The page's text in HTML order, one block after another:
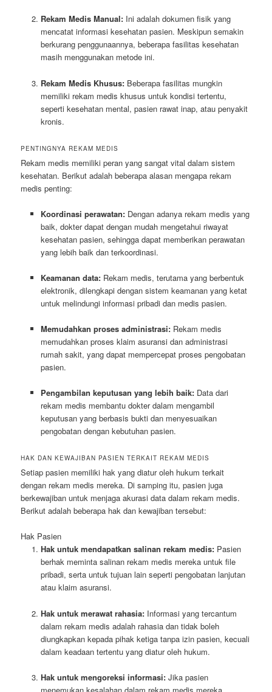
Rekam Medis Manual:Ini adalah dokumen fisik yang
mencatat informasi kesehatan pasien. Meskipun semakin
berkurang penggunaannya, beberapa fasilitas kesehatan
masih menggunakan metode ini.
Rekam Medis Khusus:Beberapa fasilitas mungkin
memiliki rekam medis khusus untuk kondisi tertentu,
seperti kesehatan mental, pasien rawat inap, atau penyakit
kronis.
PENTINGNYA REKAM MEDIS
Rekam medis memiliki peran yang sangat vital dalam sistem
kesehatan. Berikut adalah beberapa alasan mengapa rekam
medis penting:
Koordinasi perawatan:Dengan adanya rekam medis yang
baik, dokter dapat dengan mudah mengetahui riwayat
kesehatan pasien, sehingga dapat memberikan perawatan
yang lebih baik dan terkoordinasi.
Keamanan data:Rekam medis, terutama yang berbentuk
elektronik, dilengkapi dengan sistem keamanan yang ketat
untuk melindungi informasi pribadi dan medis pasien.
Memudahkan proses administrasi:Rekam medis
memudahkan proses klaim asuransi dan administrasi
rumah sakit, yang dapat mempercepat proses pengobatan
pasien.
Pengambilan keputusan yang lebih baik:Data dari
rekam medis membantu dokter dalam mengambil
keputusan yang berbasis bukti dan menyesuaikan
pengobatan dengan kebutuhan pasien.
HAK DAN KEWAJIBAN PASIEN TERKAIT REKAM MEDIS
Setiap pasien memiliki hak yang diatur oleh hukum terkait
dengan rekam medis mereka. Di samping itu, pasien juga
berkewajiban untuk menjaga akurasi data dalam rekam medis.
Berikut adalah beberapa hak dan kewajiban tersebut:
Hak Pasien
Hak untuk mendapatkan salinan rekam medis:Pasien
berhak meminta salinan rekam medis mereka untuk file
pribadi, serta untuk tujuan lain seperti pengobatan lanjutan
atau klaim asuransi.
Hak untuk merawat rahasia:Informasi yang tercantum
dalam rekam medis adalah rahasia dan tidak boleh
diungkapkan kepada pihak ketiga tanpa izin pasien, kecuali
dalam keadaan tertentu yang diatur oleh hukum.
Hak untuk mengoreksi informasi:Jika pasien
menemukan kesalahan dalam rekam medis mereka,